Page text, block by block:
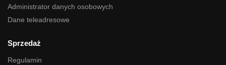
Administrator danych osobowych
Dane teleadresowe
Sprzedaż
Regulamin